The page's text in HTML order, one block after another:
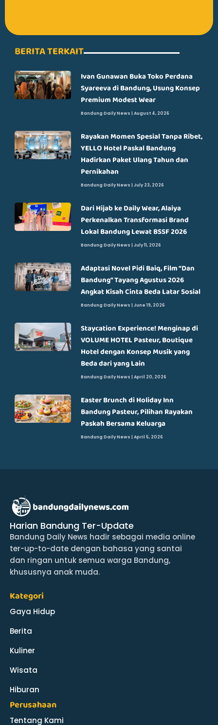
BERITA TERKAIT
Ivan Gunawan Buka Toko Perdana
Syareeva di Bandung, Usung Konsep
Premium Modest Wear
Bandung Daily News August 4, 2026
Rayakan Momen Spesial Tanpa Ribet,
YELLO Hotel Paskal Bandung
Hadirkan Paket Ulang Tahun dan
Pernikahan
Bandung Daily News July 23, 2026
Dari Hijab ke Daily Wear, Alaiya
Perkenalkan Transformasi Brand
Lokal Bandung Lewat BSSF 2026
Bandung Daily News July 11, 2026
Adaptasi Novel Pidi Baiq, Film “Dan
Bandung” Tayang Agustus 2026
Angkat Kisah Cinta Beda Latar Sosial
Bandung Daily News June 19, 2026
Staycation Experience! Menginap di
VOLUME HOTEL Pasteur, Boutique
Hotel dengan Konsep Musik yang
Beda dari yang Lain
Bandung Daily News April 20, 2026
Easter Brunch di Holiday Inn
Bandung Pasteur, Pilihan Rayakan
Paskah Bersama Keluarga
Bandung Daily News April 5, 2026
Harian Bandung Ter-Update
Bandung Daily News hadir sebagai media online
ter-up-to-date dengan bahasa yang santai
dan ringan untuk semua warga Bandung,
khususnya anak muda.
Kategori
Gaya Hidup
Berita
Kuliner
Wisata
Hiburan
Perusahaan
Tentang Kami